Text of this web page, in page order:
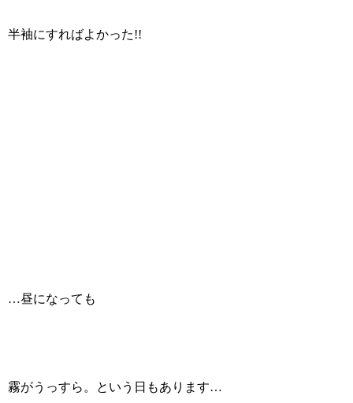
半袖にすればよかった!!
…昼になっても
霧がうっすら。という日もあります…